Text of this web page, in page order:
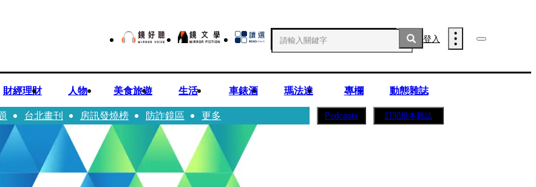
登入
財經理財 人物 美食旅遊 生活 車錶酒 瑪法達 專欄
動態雜誌
台北畫刊 房訊發燒榜 防詐鏡區 更多 Podcasts 訂閱紙本雜誌